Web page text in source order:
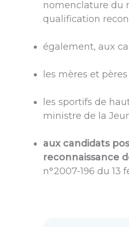
nomenclature du
qualification
également, aux
les mères et
les sportifs de
ministre de la
aux candidats
reconnaissance
n°2007-196 du 13